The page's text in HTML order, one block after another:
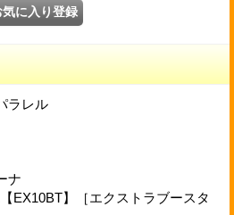
ラレル
ナ
EX10BT】［エクストラブースタ